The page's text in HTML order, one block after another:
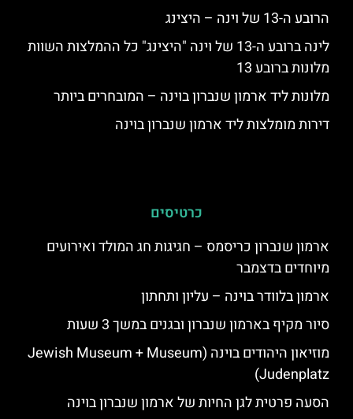
הרובע ה-13 של וינה – היצינג
לינה ברובע ה-13 של וינה "היצינג" כל ההמלצות השוות
מלונות ברובע 13
מלונות ליד ארמון שנברון בוינה – המובחרים ביותר
דירות מומלצות ליד ארמון שנברון בוינה
כרטיסים
ארמון שנברון כריסמס – חגיגות חג המולד ואירועים
מיוחדים בדצמבר
ארמון בלוודר בוינה – עליון ותחתון
סיור מקיף בארמון שנברון ובגנים במשך 3 שעות
מוזיאון היהודים בוינה (Jewish Museum + Museum
Judenplatz)
הסעה פרטית לגן החיות של ארמון שנברון בוינה